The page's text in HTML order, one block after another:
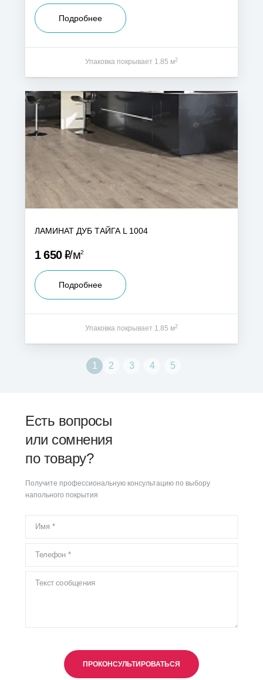
Подробнее
Упаковка покрывает 1.85 м2
ЛАМИНАТ ДУБ ТАЙГА L 1004
1 650Р м2
Подробнее
Упаковка покрывает 1.85 м2
1 2 3 4 5
Есть вопросы
или сомнения
по товару?
Получите профессиональную консультацию по выбору
напольного покрытия
ПРОКОНСУЛЬТИРОВАТЬСЯ